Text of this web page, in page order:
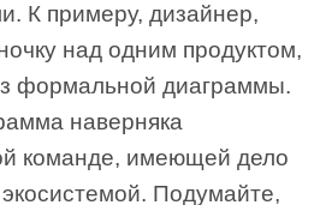
К примеру, дизайнер,
над одним продуктом,
формальной диаграммы.
наверняка
команде, имеющей дело
Подумайте,